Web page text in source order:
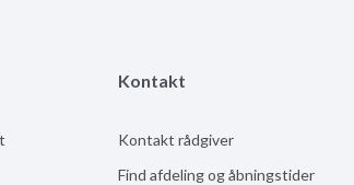
Kontakt
Kontakt rådgiver
Find afdeling og åbningstider